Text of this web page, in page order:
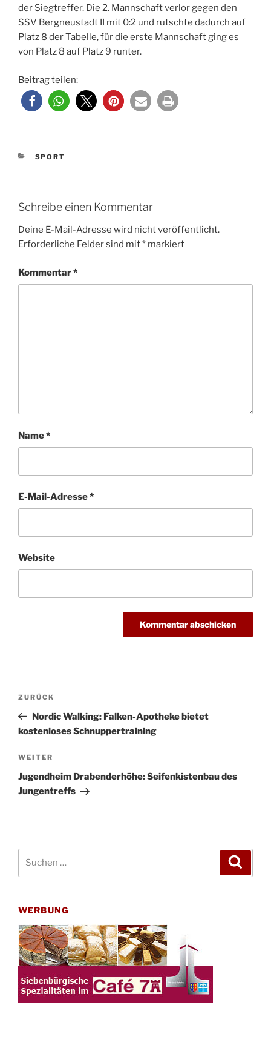
der Siegtreffer. Die 2. Mannschaft verlor gegen den
SSV Bergneustadt II mit 0:2 und rutschte dadurch auf
Platz 8 der Tabelle, für die erste Mannschaft ging es
von Platz 8 auf Platz 9 runter.
Beitrag teilen:
KATEGORIEN
SPORT
Schreibe einen Kommentar
Deine E-Mail-Adresse wird nicht veröffentlicht.
Erforderliche Felder sind mit* markiert
Kommentar*
Name*
E-Mail-Adresse*
Website
Beitragsnavigation
Vorheriger
Beitrag
ZURÜCK
Nordic Walking: Falken-Apotheke bietet
kostenloses Schnuppertraining
Nächster
Beitrag
WEITER
Jugendheim Drabenderhöhe: Seifenkistenbau des
Jungentreffs
WERBUNG